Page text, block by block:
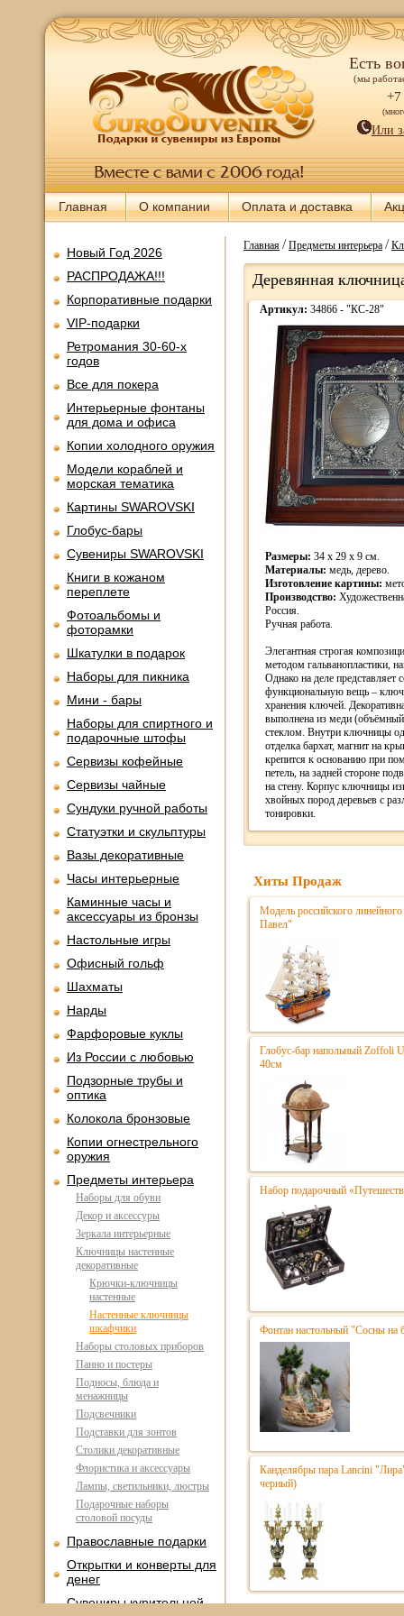
Есть
(мы
+7
Или
Главная О компании Оплата и доставка
Новый Год 2026
РАСПРОДАЖА!!!
Корпоративные подарки
VIP-подарки
Ретромания 30-60-х
годов
Все для покера
Интерьерные фонтаны
для дома и офиса
Копии холодного оружия
Модели кораблей и
морская тематика
Картины SWAROVSKI
Глобус-бары
Сувениры SWAROVSKI
Книги в кожаном
переплете
Фотоальбомы и
фоторамки
Шкатулки в подарок
Наборы для пикника
Мини - бары
Наборы для спиртного и
подарочные штофы
Сервизы кофейные
Сервизы чайные
Сундуки ручной работы
Статуэтки и скульптуры
Вазы декоративные
Часы интерьерные
Каминные часы и
аксессуары из бронзы
Настольные игры
Офисный гольф
Шахматы
Нарды
Фарфоровые куклы
Из России с любовью
Подзорные трубы и
оптика
Колокола бронзовые
Копии огнестрельного
оружия
Предметы интерьера
Наборы для обуви
Декор и аксессуры
Зеркала интерьерные
Ключницы настенные
декоративные
Крючки-ключницы
настенные
Настенные ключницы
шкафчики
Наборы столовых приборов
Панно и постеры
Подносы, блюда и
менажницы
Подсвечники
Подставки для зонтов
Столики декоративные
Флористика и аксессуары
Лампы, светильники, люстры
Подарочные наборы
столовой посуды
Православные подарки
Открытки и конверты для
денег
Сувениры курительной
Главная/Предметы интерьера/
Деревянная
Артикул: 34866 - "КС-28"
Размеры: 34 х 29 х 9 см.
Материалы: медь, дерево.
Изготовление картины:
Производство:
Россия.
Ручная работа.
Элегантная строгая
методом гальванопластики,
Однако на деле представляет
функциональную вещь –
хранения ключей.
выполнена из меди
стеклом. Внутри ключницы
отделка бархат, магнит на
крепится к основанию при
петель, на задней стороне
на стену. Корпус ключницы
хвойных пород деревьев с
тонировки.
Хиты Продаж
Модель российского
Павел"
Глобус-бар напольный Zoffoli
40см
Набор подарочный
Фонтан настольный "Сосны на
Канделябры пара Lancini
черный)